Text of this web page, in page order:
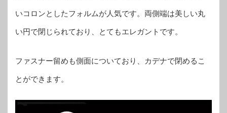
いコロンとしたフォルムが人気です。両側端は美しい丸
い円で閉じられており、とてもエレガントです。
ファスナー留めも側面についており、カデナで閉めるこ
とができます。